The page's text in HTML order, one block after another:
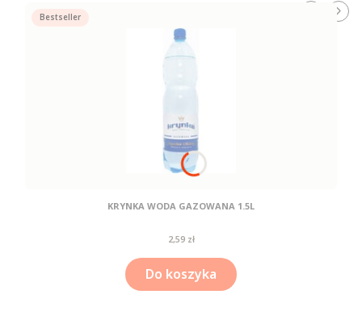
Bestseller
KRYNKA WODA GAZOWANA 1.5L
Cena
2,59 zł
Do koszyka